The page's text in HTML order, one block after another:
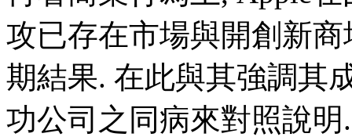
攻已存在市場與開創新
期結果. 在此與其強調其
功公司之同病來對照說